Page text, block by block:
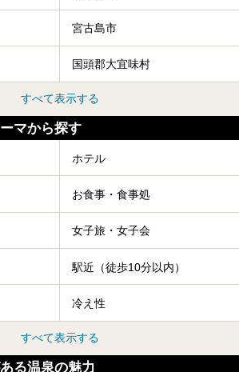
宮古島市
国頭郡大宜味村
すべて表示する
マから探す
ホテル
お食事・食事処
女子旅・女子会
駅近（徒歩10分以内）
冷え性
すべて表示する
る温泉の魅力